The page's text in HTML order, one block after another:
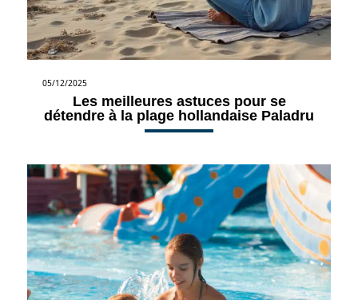
05/12/2025
Les meilleures astuces pour se
détendre à la plage hollandaise Paladru